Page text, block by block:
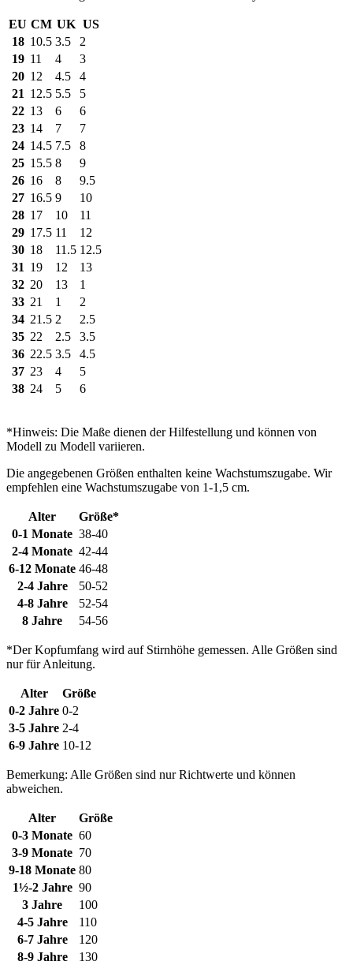
EU CM UK US
18 10.5 3.5
2
19 11 4
3
20 12 4.5
4
21 12.5 5.5
5
22 13 6
6
23 14 7
7
24 14.5 7.5
8
25 15.5 8
9
26 16 8
9.5
27 16.5 9
10
28 17 10
11
29 17.5 11
12
30 18 11.5 12.5
31 19 12
13
32 20 13
1
33 21 1
2
34 21.5 2
2.5
35 22 2.5
3.5
36 22.5 3.5
4.5
37 23 4
5
38 24 5 6
*Hinweis: Die Maße dienen der Hilfestellung und können von
Modell zu Modell variieren.
Die angegebenen Größen enthalten keine Wachstumszugabe. Wir
empfehlen eine Wachstumszugabe von 1-1,5 cm.
Alter
Größe*
0-1 Monate 38-40
2-4 Monate 42-44
6-12 Monate 46-48
2-4 Jahre
50-52
4-8 Jahre
52-54
8 Jahre
54-56
*Der Kopfumfang wird auf Stirnhöhe gemessen. Alle Größen sind
nur für Anleitung.
Alter
Größe
0-2 Jahre 0-2
3-5 Jahre 2-4
6-9 Jahre 10-12
Bemerkung: Alle Größen sind nur Richtwerte und können
abweichen.
Alter
Größe
0-3 Monate 60
3-9 Monate 70
9-18 Monate 80
1½-2 Jahre 90
3 Jahre
100
4-5 Jahre
110
6-7 Jahre
120
8-9 Jahre
130